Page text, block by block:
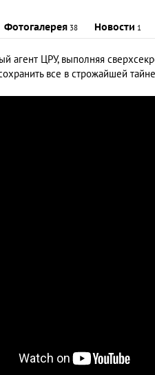
Фотогалерея 38 Новости 1
агент ЦРУ, выполняя
все в строжайшей